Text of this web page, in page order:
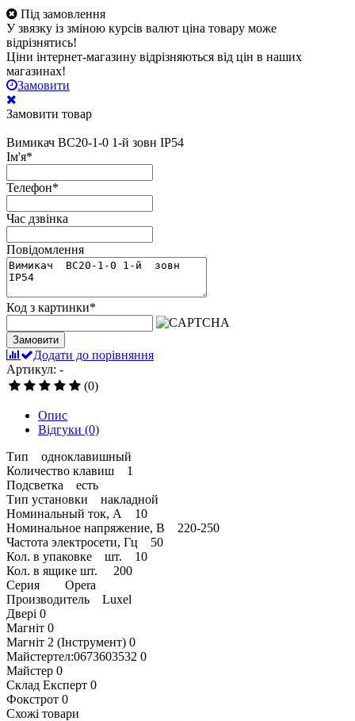
Під замовлення
У звязку із зміною курсів валют ціна товару може
відрізнятись!
Ціни інтернет-магазину відрізняються від цін в наших
магазинах!
Замовити
Замовити товар
Вимикач ВС20-1-0 1-й зовн ІР54
Ім'я*
Телефон*
Час дзвінка
Повідомлення
Код з картинки*
Замовити
Додати до порівняння
Артикул: -
(0)
Опис
Відгуки (0)
Тип одноклавишный
Количество клавиш 1
Подсветка есть
Тип установки накладной
Номинальный ток, А 10
Номинальное напряжение, В 220-250
Частота электросети, Гц 50
Кол. в упаковке шт. 10
Кол. в ящике шт. 200
Серия Opera
Производитель Luxel
Двері 0
Магніт 0
Магніт 2 (Інструмент) 0
Майстертел:0673603532 0
Майстер 0
Склад Експерт 0
Фокстрот 0
Схожі товари